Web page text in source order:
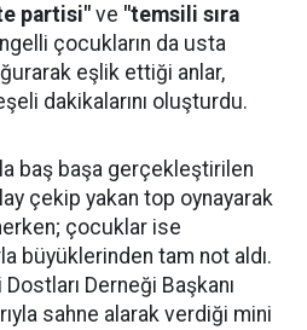
partisi" ve "temsili sıra
çocukların da usta
eşlik ettiği anlar,
dakikalarını oluşturdu.
baş başa gerçekleştirilen
çekip yakan top oynayarak
çocuklar ise
büyüklerinden tam not aldı.
Derneği Başkanı
sahne alarak verdiği mini